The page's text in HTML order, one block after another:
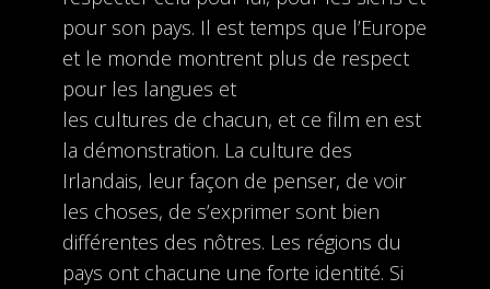
pour son pays. Il est temps que l’Europe
et le monde montrent plus de respect
pour les langues et
les cultures de chacun, et ce film en est
la démonstration. La culture des
Irlandais, leur façon de penser, de voir
les choses, de s’exprimer sont bien
différentes des nôtres. Les régions du
pays ont chacune une forte identité. Si